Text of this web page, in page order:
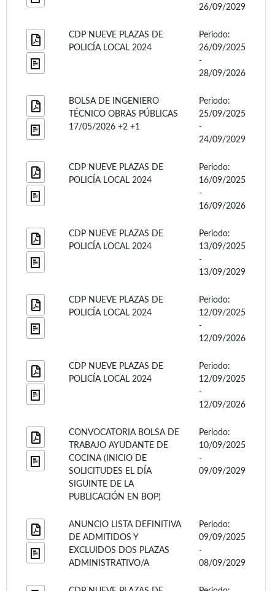
26/09/2029
CDP NUEVE PLAZAS DE
POLICÍA LOCAL 2024
Periodo:
26/09/2025
-
28/09/2026
BOLSA DE INGENIERO
TÉCNICO OBRAS PÚBLICAS
17/05/2026 +2 +1
Periodo:
25/09/2025
-
24/09/2029
CDP NUEVE PLAZAS DE
POLICÍA LOCAL 2024
Periodo:
16/09/2025
-
16/09/2026
CDP NUEVE PLAZAS DE
POLICÍA LOCAL 2024
Periodo:
13/09/2025
-
13/09/2029
CDP NUEVE PLAZAS DE
POLICÍA LOCAL 2024
Periodo:
12/09/2025
-
12/09/2026
CDP NUEVE PLAZAS DE
POLICÍA LOCAL 2024
Periodo:
12/09/2025
-
12/09/2026
CONVOCATORIA BOLSA DE
TRABAJO AYUDANTE DE
COCINA (INICIO DE
SOLICITUDES EL DÍA
SIGUINTE DE LA
PUBLICACIÓN EN BOP)
Periodo:
10/09/2025
-
09/09/2029
ANUNCIO LISTA DEFINITIVA
DE ADMITIDOS Y
EXCLUIDOS DOS PLAZAS
ADMINISTRATIVO/A
Periodo:
09/09/2025
-
08/09/2029